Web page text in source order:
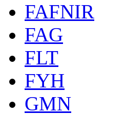
FAFNIR
FAG
FLT
FYH
GMN